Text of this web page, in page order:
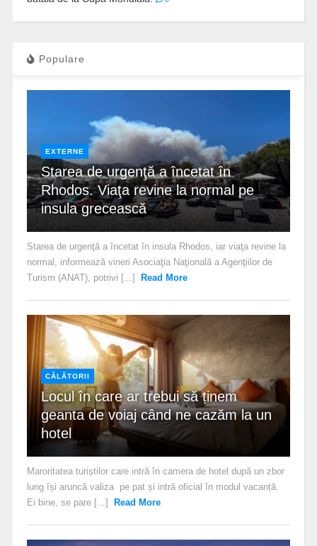
Populare
EXTERNE
Starea de urgenţă a încetat în
Rhodos. Viaţa revine la normal pe
insula grecească
Starea de urgenţă a încetat în insula Rhodos, iar viaţa revine la
normal, informează vineri Asociaţia Naţională a Agenţiilor de
Turism (ANAT), potrivi [...]
Read More
CĂLĂTORII
Locul în care ar trebui să ținem
geanta de voiaj când ne cazăm la un
hotel
Maroritatea turiștilor care intră în camera de hotel după un zbor
lung își aruncă valiza pe pat și intră oficial în modul vacanță.
Ei bine, se pare [...]
Read More